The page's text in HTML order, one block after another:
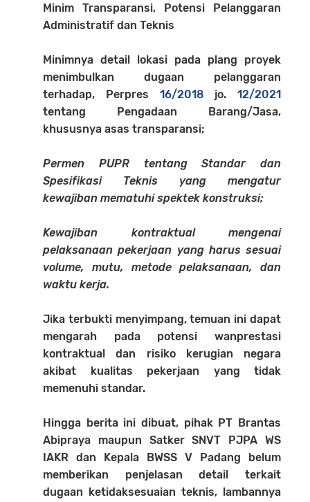
Minim Transparansi, Potensi Pelanggaran
Administratif dan Teknis
Minimnya detail lokasi pada plang proyek
menimbulkan dugaan pelanggaran
terhadap, Perpres 16/2018 jo. 12/2021
tentang Pengadaan Barang/Jasa,
khususnya asas transparansi;
Permen PUPR tentang Standar dan
Spesifikasi Teknis yang mengatur
kewajiban mematuhi spektek konstruksi;
Kewajiban kontraktual mengenai
pelaksanaan pekerjaan yang harus sesuai
volume, mutu, metode pelaksanaan, dan
waktu kerja.
Jika terbukti menyimpang, temuan ini dapat
mengarah pada potensi wanprestasi
kontraktual dan risiko kerugian negara
akibat kualitas pekerjaan yang tidak
memenuhi standar.
Hingga berita ini dibuat, pihak PT Brantas
Abipraya maupun Satker SNVT PJPA WS
IAKR dan Kepala BWSS V Padang belum
memberikan penjelasan detail terkait
dugaan ketidaksesuaian teknis, lambannya